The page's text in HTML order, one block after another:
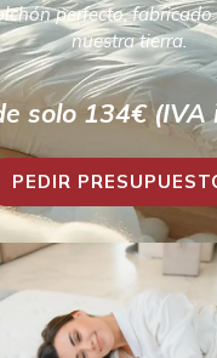
perfecto, fabricado
nuestra tierra.
solo 134€ (IVA
PEDIR